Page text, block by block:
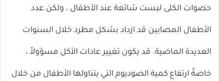
حصوات الكلى ليست شائعة عند الأطفال ، ولكن عدد
الأطفال المصابين قد ازداد بشكل مطرد خلال السنوات
العديدة الماضية. قد يكون تغيير عادات الأكل مسؤولاً ،
خاصةً ارتفاع كمية الصوديوم التي يتناولها الأطفال من خلال